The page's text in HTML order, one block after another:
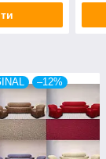
–12%